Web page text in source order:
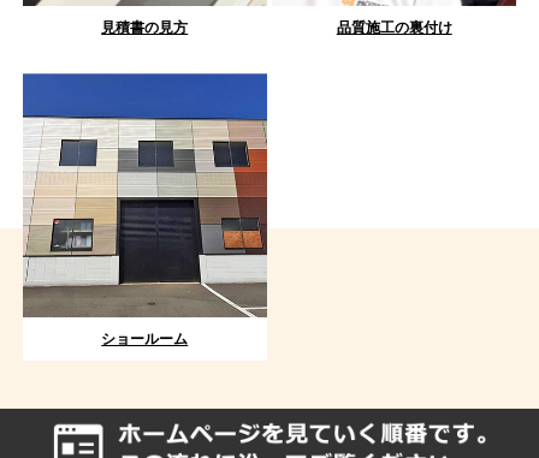
見積書の見方 品質施工の裏付け
ショールーム